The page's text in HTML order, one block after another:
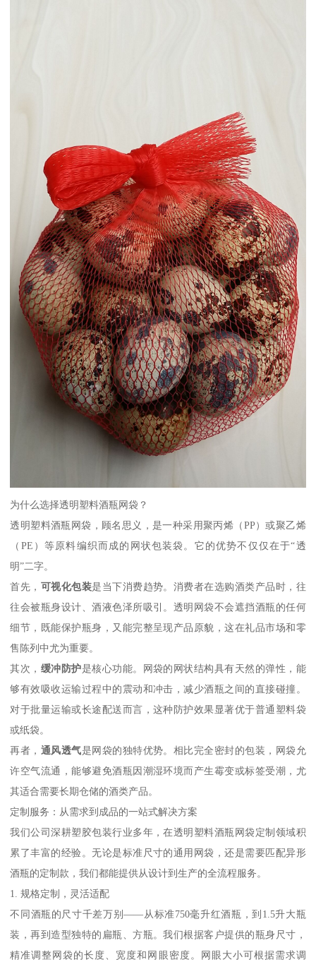
为什么选择透明塑料酒瓶网袋？
透明塑料酒瓶网袋，顾名思义，是一种采用聚丙烯（PP）或聚乙烯
（PE）等原料编织而成的网状包装袋。它的优势不仅仅在于“透
明”二字。
首先， 可视化包装是当下消费趋势。消费者在选购酒类产品时，往
往会被瓶身设计、酒液色泽所吸引。透明网袋不会遮挡酒瓶的任何
细节，既能保护瓶身，又能完整呈现产品原貌，这在礼品市场和零
售陈列中尤为重要。
其次， 缓冲防护是核心功能。网袋的网状结构具有天然的弹性，能
够有效吸收运输过程中的震动和冲击，减少酒瓶之间的直接碰撞。
对于批量运输或长途配送而言，这种防护效果显著优于普通塑料袋
或纸袋。
再者， 通风透气是网袋的独特优势。相比完全密封的包装，网袋允
许空气流通，能够避免酒瓶因潮湿环境而产生霉变或标签受潮，尤
其适合需要长期仓储的酒类产品。
定制服务：从需求到成品的一站式解决方案
我们公司深耕塑胶包装行业多年，在透明塑料酒瓶网袋定制领域积
累了丰富的经验。无论是标准尺寸的通用网袋，还是需要匹配异形
酒瓶的定制款，我们都能提供从设计到生产的全流程服务。
1. 规格定制，灵活适配
不同酒瓶的尺寸千差万别——从标准750毫升红酒瓶，到1.5升大瓶
装，再到造型独特的扁瓶、方瓶。我们根据客户提供的瓶身尺寸，
精准调整网袋的长度、宽度和网眼密度。网眼大小可根据需求调